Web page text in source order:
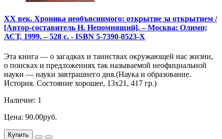
XX век. Хроника необъяснимого: открытие за открытием /
[Автор-составитель Н. Непомнящий]. – Москва: Олимп;
АСТ, 1999. – 528 с. - ISBN 5-7390-0523-Х
Эта книга — о загадках и таинствах окружающей нас жизни,
о поисках и предложениях так называемой неофициальной
науки — науки завтрашнего дня.(Наука и образование.
История. Состояние хорошее, 13х21, 417 гр.)
Наличие: 1
Цена: 90.00руб.
Купить